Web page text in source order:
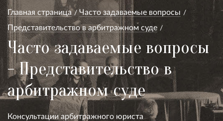
Главная страница
Часто задаваемые вопросы
Представительство в арбитражном суде
Часто задаваемые вопросы
- Представительство в
арбитражном суде
Консультации арбитражного юриста